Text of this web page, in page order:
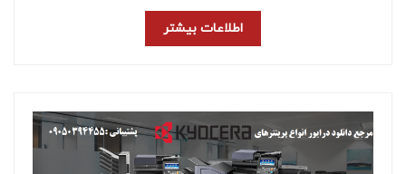
اطلاعات بیشتر